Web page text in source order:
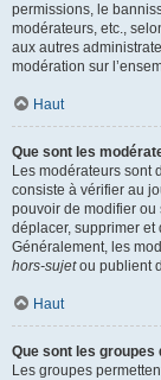
permissions, le
modérateurs, etc.,
aux autres
modération sur
Haut
Que sont les
Les modérateurs sont
consiste à vérifier au
pouvoir de modifier ou
déplacer, supprimer et
Généralement, les
hors-sujetou publient
Haut
Que sont les groupes
Les groupes